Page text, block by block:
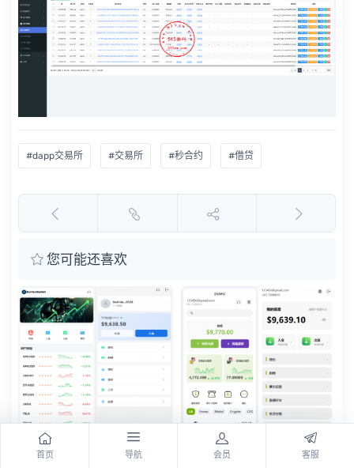
#dapp交易所 #交易所 #秒合约 #借贷
您可能还喜欢
新UI海外综合盘交易所/股
多语言PC/H5版st7交易所/
首页 导航 会员 客服